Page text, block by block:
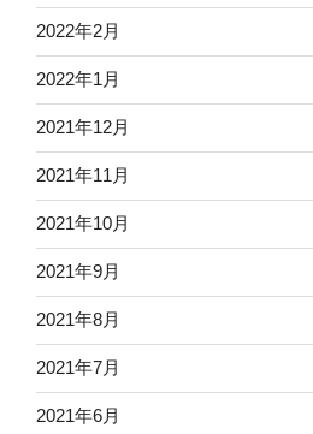
2022年2月
2022年1月
2021年12月
2021年11月
2021年10月
2021年9月
2021年8月
2021年7月
2021年6月